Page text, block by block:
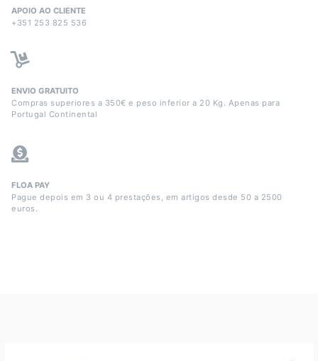
APOIO AO CLIENTE
+351 253 825 536
ENVIO GRATUITO
Compras superiores a 350€ e peso inferior a 20 Kg. Apenas para
Portugal Continental
FLOA PAY
Pague depois em 3 ou 4 prestações, em artigos desde 50 a 2500
euros.